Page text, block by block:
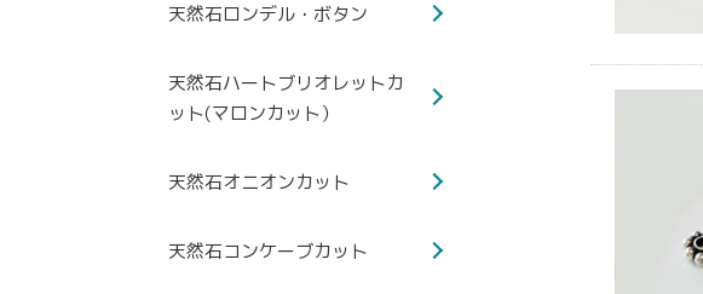
天然石ロンデル・ボタン
天然石ハートブリオレットカ
ット(マロンカット）
天然石オニオンカット
天然石コンケーブカット